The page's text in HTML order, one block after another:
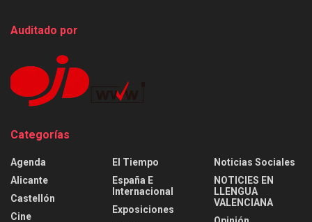
Auditado por
Categorías
Agenda
Alicante
Castellón
Cine
El Tiempo
España E
Internacional
Exposiciones
Noticias Sociales
NOTICIES EN
LLENGUA
VALENCIANA